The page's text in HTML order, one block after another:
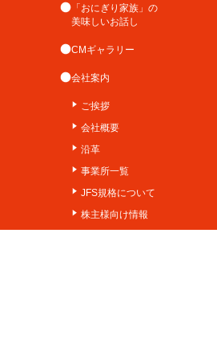
「おにぎり家族」の
美味しいお話し
CMギャラリー
会社案内
ご挨拶
会社概要
沿革
事業所一覧
JFS規格について
株主様向け情報